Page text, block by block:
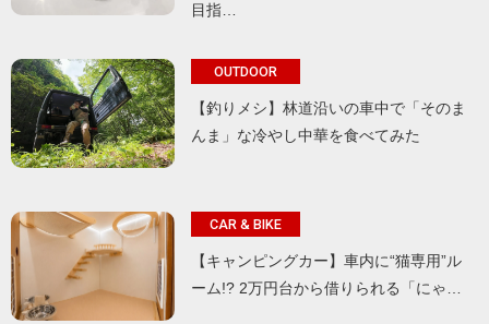
目指…
OUTDOOR
【釣りメシ】林道沿いの車中で「そのま
んま」な冷やし中華を食べてみた
CAR & BIKE
【キャンピングカー】車内に“猫専用”ル
ーム!? 2万円台から借りられる「にゃ…